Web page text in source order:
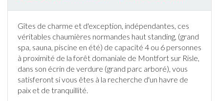
Gîtes de charme et d'exception, indépendantes, ces
véritables chaumières normandes haut standing, (grand
spa, sauna, piscine en été) de capacité 4 ou 6 personnes
à proximité de la forêt domaniale de Montfort sur Risle,
dans son écrin de verdure (grand parc arboré), vous
satisferont si vous êtes à la recherche d'un havre de
paix et de tranquillité.